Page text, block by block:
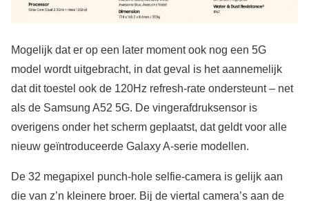
Mogelijk dat er op een later moment ook nog een 5G
model wordt uitgebracht, in dat geval is het aannemelijk
dat dit toestel ook de 120Hz refresh-rate ondersteunt – net
als de Samsung A52 5G. De vingerafdruksensor is
overigens onder het scherm geplaatst, dat geldt voor alle
nieuw geïntroduceerde Galaxy A-serie modellen.
De 32 megapixel punch-hole selfie-camera is gelijk aan
die van z’n kleinere broer. Bij de viertal camera’s aan de